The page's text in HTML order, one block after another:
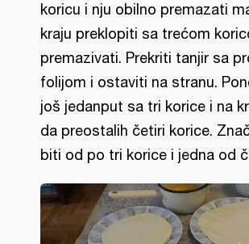
koricu i nju obilno premazati
kraju preklopiti sa trećom
premazivati. Prekriti tanjir sa
folijom i ostaviti na stranu.
još jedanput sa tri korice i na
da preostalih četiri korice.
biti od po tri korice i jedna od